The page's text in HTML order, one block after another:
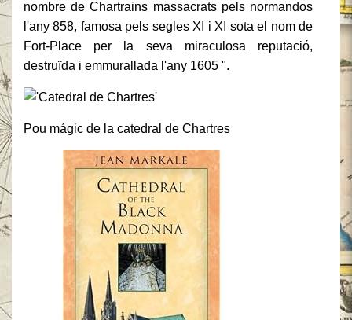
nombre de Chartrains massacrats pels normandos
l'any 858, famosa pels segles XI i XI sota el nom de
Fort-Place per la seva miraculosa reputació,
destruïda i emmurallada l'any 1605 ".
Pou mágic de la catedral de Chartres